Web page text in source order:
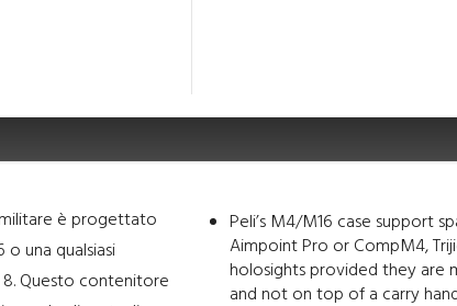
è progettato
una qualsiasi
Questo contenitore
Peli’s M4/M16 case support
Aimpoint Pro or CompM4,
holosights provided they
and not on top of a carry